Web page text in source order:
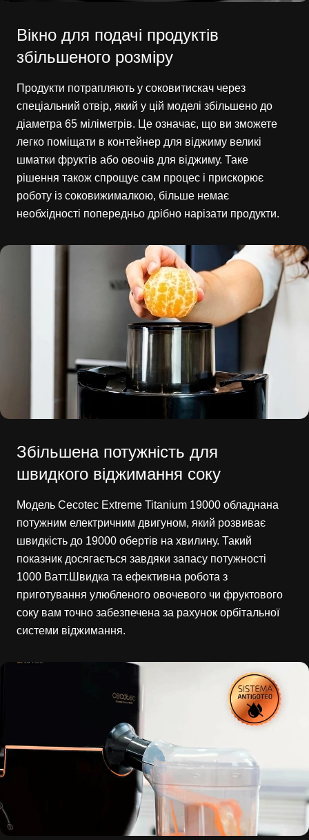
Вікно для подачі продуктів
збільшеного розміру
Продукти потрапляють у соковитискач через
спеціальний отвір, який у цій моделі збільшено до
діаметра 65 міліметрів. Це означає, що ви зможете
легко поміщати в контейнер для віджиму великі
шматки фруктів або овочів для віджиму. Таке
рішення також спрощує сам процес і прискорює
роботу із соковижималкою, більше немає
необхідності попередньо дрібно нарізати продукти.
Збільшена потужність для
швидкого віджимання соку
Модель Cecotec Extreme Titanium 19000 обладнана
потужним електричним двигуном, який розвиває
швидкість до 19000 обертів на хвилину. Такий
показник досягається завдяки запасу потужності
1000 Ватт.Швидка та ефективна робота з
приготування улюбленого овочевого чи фруктового
соку вам точно забезпечена за рахунок орбітальної
системи віджимання.